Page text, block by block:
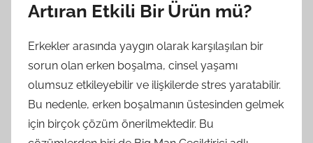
Artıran Etkili Bir Ürün mü?
Erkekler arasında yaygın olarak karşılaşılan bir
sorun olan erken boşalma, cinsel yaşamı
olumsuz etkileyebilir ve ilişkilerde stres yaratabilir.
Bu nedenle, erken boşalmanın üstesinden gelmek
için birçok çözüm önerilmektedir. Bu